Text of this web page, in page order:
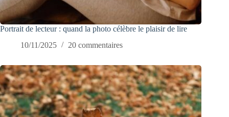
Portrait de lecteur : quand la photo célèbre le plaisir de lire
10/11/2025
20 commentaires